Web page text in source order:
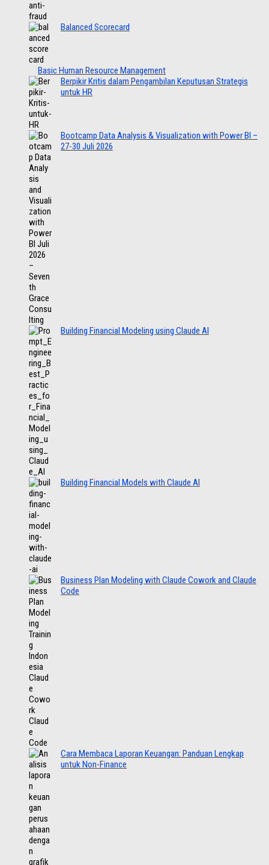
Balanced Scorecard
Basic Human Resource Management
Berpikir Kritis dalam Pengambilan Keputusan Strategis
untuk HR
Bootcamp Data Analysis & Visualization with Power BI –
27-30 Juli 2026
Building Financial Modeling using Claude AI
Building Financial Models with Claude AI
Business Plan Modeling with Claude Cowork and Claude
Code
Cara Membaca Laporan Keuangan: Panduan Lengkap
untuk Non-Finance